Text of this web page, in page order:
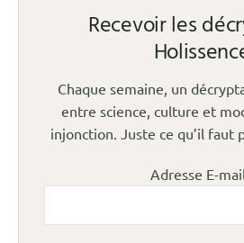
Recevoir les
Chaque semaine, un
entre science, culture et
injonction. Juste ce qu’il faut
Adresse E-